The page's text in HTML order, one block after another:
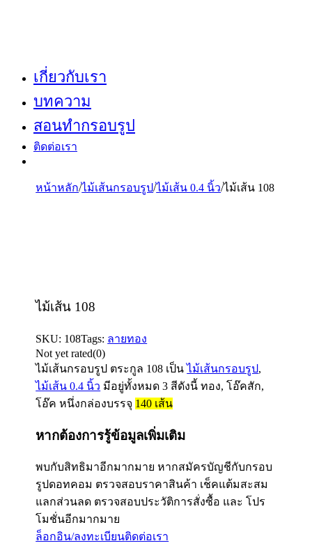
เกี่ยวกับเรา
บทความ
สอนทำกรอบรูป
ติดต่อเรา
หน้าหลัก/ไม้เส้นกรอบรูป/ไม้เส้น 0.4 นิ้ว/ไม้เส้น 108
ไม้เส้น 108
SKU: 108Tags: ลายทอง
Not yet rated(0)
ไม้เส้นกรอบรูป ตระกูล 108 เป็นไม้เส้นกรอบรูป,
ไม้เส้น 0.4 นิ้ว มีอยู่ทั้งหมด 3 สีดังนี้ ทอง, โอ๊คสัก,
โอ๊ค หนึ่งกล่องบรรจุ 140 เส้น
หากต้องการรู้ข้อมูลเพิ่มเติม
พบกับสิทธิมาอีกมากมาย หากสมัครบัญชีกับกรอบ
รูปดอทคอม ตรวจสอบราคาสินค้า เช็คแต้มสะสม
แลกส่วนลด ตรวจสอบประวัติการสั่งซื้อ และ โปร
โมชั่นอีกมากมาย
ล็อกอิน/ลงทะเบียนติดต่อเรา